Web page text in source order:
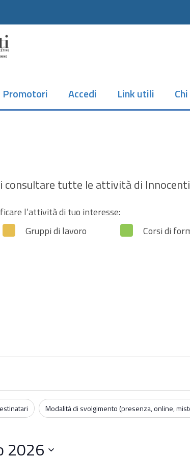
Promotori Accedi Link utili
consultare tutte le attività di
l’attività di tuo interesse:
Gruppi di lavoro Corsi di
Modalità di svolgimento (presenza, online,
2026